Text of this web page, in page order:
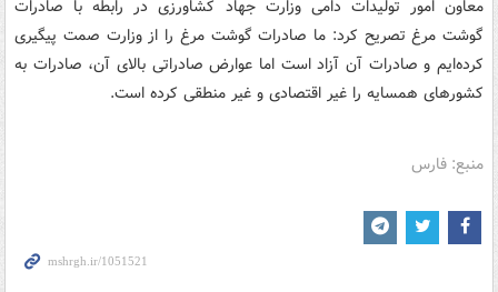
معاون امور تولیدات دامی وزارت جهاد کشاورزی در رابطه با صادرات
گوشت مرغ تصریح کرد: ما صادرات گوشت مرغ را از وزارت صمت پیگیری
کرده‌ایم و صادرات آن آزاد است اما عوارض صادراتی بالای آن، صادرات به
کشورهای همسایه را غیر اقتصادی و غیر منطقی کرده است.
منبع: فارس